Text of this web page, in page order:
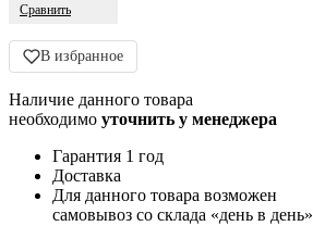
Сравнить
В избранное
Наличие данного товара
необходимо уточнить у менеджера
Гарантия 1 год
Доставка
Для данного товара возможен
самовывоз со склада «день в день»